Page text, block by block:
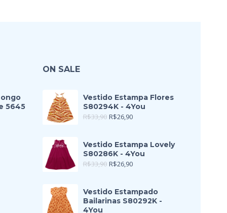
5645
ON SALE
Vestido Estampa Flores
S80294K - 4You
R$33,90 R$26,90
Vestido Estampa Lovely
S80286K - 4You
R$33,90 R$26,90
Vestido Estampado
Bailarinas S80292K -
4You